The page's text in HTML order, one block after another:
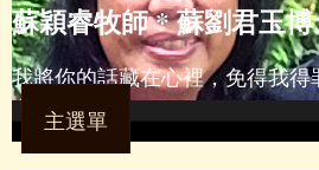
蘇穎睿牧師 * 蘇劉君玉
我將你的話藏在心裡，免得我得
主選單